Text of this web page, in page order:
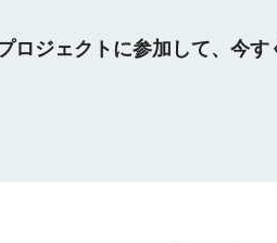
ロジェクトに参加して、今す